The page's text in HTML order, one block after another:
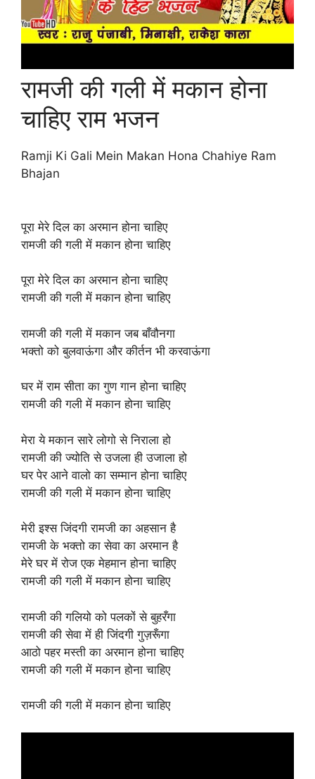
रामजी की गली में मकान होना
चाहिए राम भजन
Ramji Ki Gali Mein Makan Hona Chahiye Ram
Bhajan
पूरा मेरे दिल का अरमान होना चाहिए
रामजी की गली में मकान होना चाहिए
पूरा मेरे दिल का अरमान होना चाहिए
रामजी की गली में मकान होना चाहिए
रामजी की गली में मकान जब बाँवौनगा
भक्तो को बुलवाऊंगा और कीर्तन भी करवाऊंगा
घर में राम सीता का गुण गान होना चाहिए
रामजी की गली में मकान होना चाहिए
मेरा ये मकान सारे लोगो से निराला हो
रामजी की ज्योति से उजला ही उजाला हो
घर पेर आने वालो का सम्मान होना चाहिए
रामजी की गली में मकान होना चाहिए
मेरी इश्स जिंदगी रामजी का अहसान है
रामजी के भक्तो का सेवा का अरमान है
मेरे घर में रोज एक मेहमान होना चाहिए
रामजी की गली में मकान होना चाहिए
रामजी की गलियो को पलकों से बुहरँगा
रामजी की सेवा में ही जिंदगी गुज़रूँगा
आठो पहर मस्ती का अरमान होना चाहिए
रामजी की गली में मकान होना चाहिए
रामजी की गली में मकान होना चाहिए